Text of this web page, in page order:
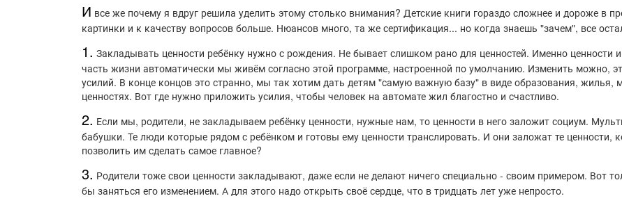
И все же почему я вдруг решила уделить этому столько внимания? Детские книги гораздо сложнее и дороже в
картинки и к качеству вопросов больше. Нюансов много, та же сертификация... но когда знаешь "зачем", все
1️. Закладывать ценности ребёнку нужно с рождения. Не бывает слишком рано для ценностей. Именно ценности
часть жизни автоматически мы живём согласно этой программе, настроенной по умолчанию. Изменить можно,
усилий. В конце концов это странно, мы так хотим дать детям "самую важную базу" в виде образования,
ценностях. Вот где нужно приложить усилия, чтобы человек на автомате жил благостно и счастливо.
2. Если мы, родители, не закладываем ребёнку ценности, нужные нам, то ценности в него заложит социум.
бабушки. Те люди которые рядом с ребёнком и готовы ему ценности транслировать. И они заложат те
позволить им сделать самое главное?
3. Родители тоже свои ценности закладывают, даже если не делают ничего специально - своим примером. Вот
бы заняться его изменением. А для этого надо открыть своё сердце, что в тридцать лет уже непросто.